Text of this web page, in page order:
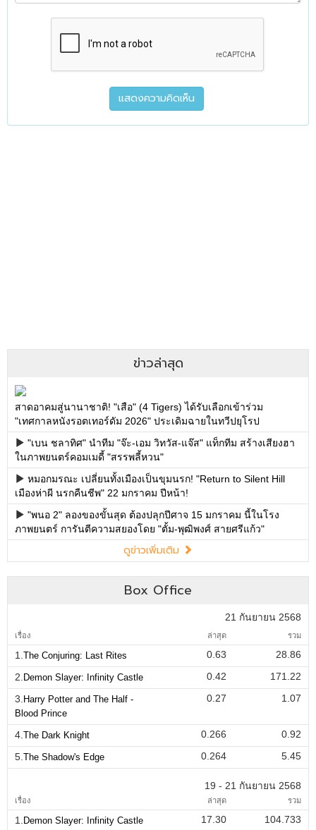
ข่าวล่าสุด
สาดอาคมสู่นานาชาติ! "เสือ" (4 Tigers) ได้รับเลือกเข้าร่วม
"เทศกาลหนังรอตเทอร์ดัม 2026" ประเดิมฉายในทวีปยุโรป
"เบน ชลาทิศ" นำทีม "จ๊ะ-เอม วิทวัส-แจ๊ส" แท็กทีม สร้างเสียงฮา
ในภาพยนตร์คอมเมดี้ "สรรพลี้หวน"
หมอกมรณะ เปลี่ยนทั้งเมืองเป็นขุมนรก! "Return to Silent Hill
เมืองห่าผี นรกคืนชีพ" 22 มกราคม ปีหน้า!
"พนอ 2" ลองของขั้นสุด ต้องปลุกปีศาจ 15 มกราคม นี้ในโรง
ภาพยนตร์ การันตีความสยองโดย "ตั้ม-พุฒิพงศ์ สายศรีแก้ว"
ดูข่าวเพิ่มเติม
Box Office
21 กันยายน 2568
เรื่อง ล่าสุด รวม
1. The Conjuring: Last Rites 0.63
28.86
2. Demon Slayer: Infinity Castle 0.42
171.22
3. Harry Potter and The Half -
Blood Prince
0.27 1.07
4. The Dark Knight 0.266
0.92
5. The Shadow's Edge 0.264 5.45
19 - 21 กันยายน 2568
เรื่อง ล่าสุด รวม
1. Demon Slayer: Infinity Castle 17.30 104.733